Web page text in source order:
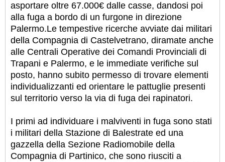
asportare oltre 67.000€ dalle casse, dandosi poi
alla fuga a bordo di un furgone in direzione
Palermo.Le tempestive ricerche avviate dai militari
della Compagnia di Castelvetrano, diramate anche
alle Centrali Operative dei Comandi Provinciali di
Trapani e Palermo, e le immediate verifiche sul
posto, hanno subito permesso di trovare elementi
individualizzanti ed orientare le pattuglie presenti
sul territorio verso la via di fuga dei rapinatori.
I primi ad individuare i malviventi in fuga sono stati
i militari della Stazione di Balestrate ed una
gazzella della Sezione Radiomobile della
Compagnia di Partinico, che sono riusciti a